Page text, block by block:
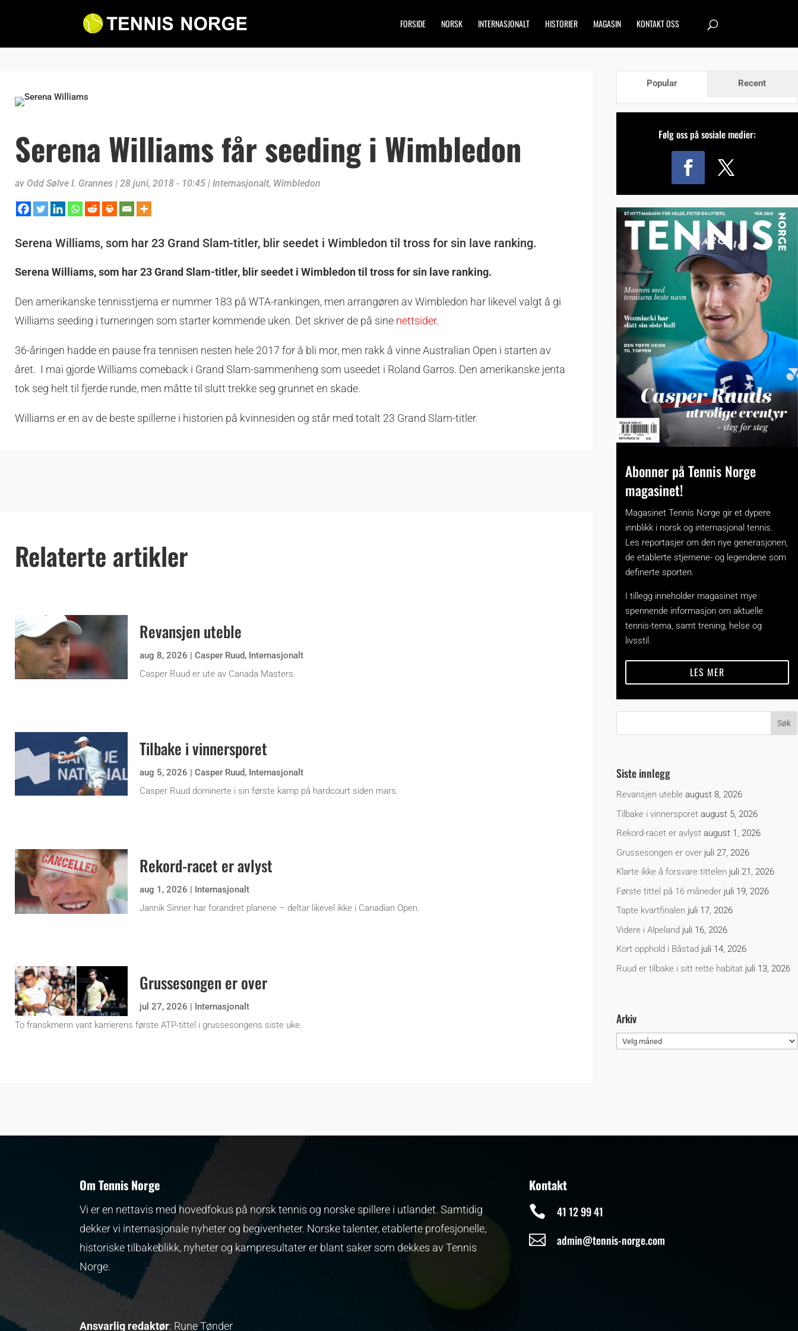
FORSIDE NORSK INTERNASJONALT HISTORIER MAGASIN KONTAKT OSS
Serena Williams får seeding i Wimbledon
av Odd Sølve I. Grannes | 28 juni, 2018 - 10:45 | Internasjonalt, Wimbledon
Serena Williams, som har 23 Grand Slam-titler, blir seedet i Wimbledon til tross for sin lave ranking.
Serena Williams, som har 23 Grand Slam-titler, blir seedet i Wimbledon til tross for sin lave ranking.
Den amerikanske tennisstjerna er nummer 183 på WTA-rankingen, men arrangøren av Wimbledon har likevel valgt å gi
Williams seeding i turneringen som starter kommende uken. Det skriver de på sine nettsider.
36-åringen hadde en pause fra tennisen nesten hele 2017 for å bli mor, men rakk å vinne Australian Open i starten av
året. I mai gjorde Williams comeback i Grand Slam-sammenheng som useedet i Roland Garros. Den amerikanske jenta
tok seg helt til fjerde runde, men måtte til slutt trekke seg grunnet en skade.
Williams er en av de beste spillerne i historien på kvinnesiden og står med totalt 23 Grand Slam-titler.
Relaterte artikler
Revansjen uteble
aug 8, 2026 | Casper Ruud, Internasjonalt
Casper Ruud er ute av Canada Masters.
Tilbake i vinnersporet
aug 5, 2026 | Casper Ruud, Internasjonalt
Casper Ruud dominerte i sin første kamp på hardcourt siden mars.
Rekord-racet er avlyst
aug 1, 2026 | Internasjonalt
Jannik Sinner har forandret planene – deltar likevel ikke i Canadian Open.
Grussesongen er over
jul 27, 2026 | Internasjonalt
To franskmenn vant karrierens første ATP-tittel i grussesongens siste uke.
Popular Recent
Følg oss på sosiale medier:
Abonner på Tennis Norge
magasinet!
Magasinet Tennis Norge gir et dypere
innblikk i norsk og internasjonal tennis.
Les reportasjer om den nye generasjonen,
de etablerte stjernene- og legendene som
definerte sporten.
I tillegg inneholder magasinet mye
spennende informasjon om aktuelle
tennis-tema, samt trening, helse og
livsstil.
LES MER
Siste innlegg
Revansjen uteble august 8, 2026
Tilbake i vinnersporet august 5, 2026
Rekord-racet er avlyst august 1, 2026
Grussesongen er over juli 27, 2026
Klarte ikke å forsvare tittelen juli 21, 2026
Første tittel på 16 måneder juli 19, 2026
Tapte kvartfinalen juli 17, 2026
Videre i Alpeland juli 16, 2026
Kort opphold i Båstad juli 14, 2026
Ruud er tilbake i sitt rette habitat juli 13, 2026
Arkiv
Arkiv
Om Tennis Norge
Vi er en nettavis med hovedfokus på norsk tennis og norske spillere i utlandet. Samtidig
dekker vi internasjonale nyheter og begivenheter. Norske talenter, etablerte profesjonelle,
historiske tilbakeblikk, nyheter og kampresultater er blant saker som dekkes av Tennis
Norge.
Ansvarlig redaktør: Rune Tønder
Kontakt
 41 12 99 41
 admin@tennis-norge.com